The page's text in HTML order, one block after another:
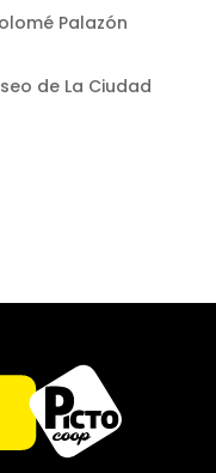
Palazón
de La Ciudad